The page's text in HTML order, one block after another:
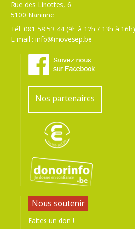
Rue des Linottes, 6
5100 Naninne
Tél. 081 58 53 44 (9h à 12h / 13h à 16h)
E-mail :info@movesep.be
Nos partenaires
Nous soutenir
Faites un don !